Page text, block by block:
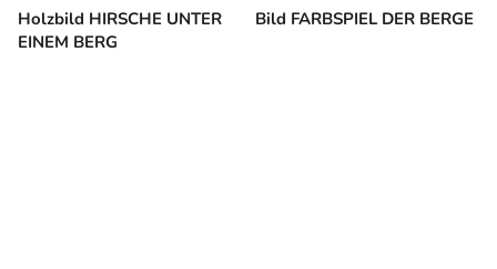
Holzbild HIRSCHE UNTER
EINEM BERG
Bild FARBSPIEL DER BERGE